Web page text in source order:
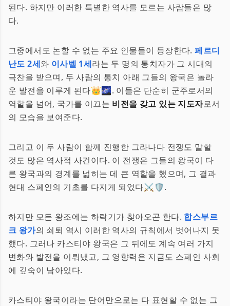
된다. 하지만 이러한 특별한 역사를 모르는 사람들은 많
다.
그중에서도 논할 수 없는 주요 인물들이 등장한다.페르디
난도 2세와 이사벨 1세라는 두 명의 통치자가 그 시대의
극찬을 받으며, 두 사람의 통치 아래 그들의 왕국은 놀라
운 발전을 이루게 된다👑🌌. 이들은 단순히 군주로서의
역할을 넘어, 국가를 이끄는 비전을 갖고 있는 지도자로서
의 모습을 보여준다.
그리고 이 두 사람이 함께 진행한 그라나다 전쟁도 말할
것도 많은 역사적 사건이다. 이 전쟁은 그들의 왕국이 다
른 왕국과의 경계를 넓히는 데 큰 역할을 했으며, 그 결과
현대 스페인의 기초를 다지게 되었다⚔️🛡️.
하지만 모든 왕조에는 하락기가 찾아오곤 한다. 합스부르
크 왕가의 쇠퇴 역시 이러한 역사의 규칙에서 벗어나지 못
했다. 그러나 카스티야 왕국은 그 뒤에도 계속 여러 가지
변화와 발전을 이뤄냈고, 그 영향력은 지금도 스페인 사회
에 깊숙이 남아있다.
카스티야 왕국이라는 단어만으로는 다 표현할 수 없는 그